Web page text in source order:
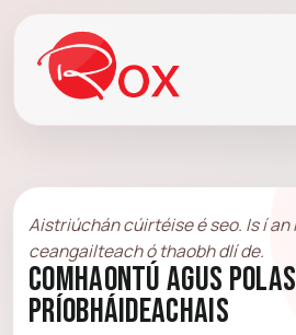
Aistriúchán cúirtéise é seo. Is í
ceangailteach ó thaobh dlí de.
Comhaontú agus
Príobháideachais